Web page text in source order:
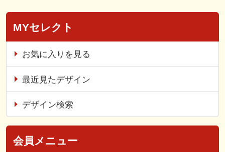
MYセレクト
お気に入りを見る
最近見たデザイン
デザイン検索
会員メニュー